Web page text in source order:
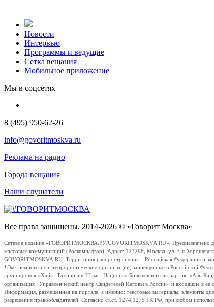
Новости
Интервью
Программы и ведущие
Сетка вещания
Мобильное приложение
Мы в соцсетях
8 (495) 950-62-26
info@govoritmoskva.ru
Реклама на радио
Города вещания
Наши слушатели
Все права защищены. 2014-2026 © «Говорит Москва»
Сетевое издание «ГОВОРИТМОСКВА.РУ/GOVORITMOSKVA.RU». Предназначено
массовых коммуникаций (Роскомнадзор). Адрес: 123298, Москва, ул. 3-я
GOVORITMOSKVA.RU. Территория распространения – Российская Федерация и
*Экстремистские и террористические организации, запрещенные в Российской
группировок «Хайят Тахрир аш-Шам», Национал-Большевистская партия, «Аль-
организация «Управленческий центр Свидетелей Иеговы в России» и входящие в ее
Информация, размещенная на портале, а именно: текстовые материалы, элементы
разрешения правообладателей. Согласно ст.ст. 1274,1275 ГК РФ, при любом